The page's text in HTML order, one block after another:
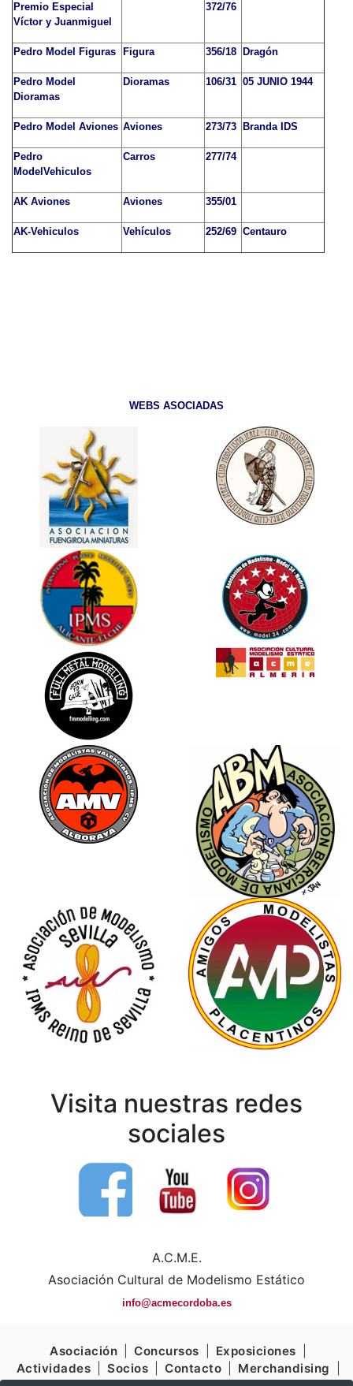
Premio Especial
Víctor y Juanmiguel
372/76
Pedro Model Figuras Figura 356/18 Dragón
Pedro Model
Dioramas
Dioramas 106/31 05 JUNIO 1944
Pedro Model Aviones Aviones 273/73 Branda IDS
Pedro
ModelVehiculos
Carros 277/74
AK Aviones Aviones 355/01
AK-Vehiculos Vehículos 252/69 Centauro
WEBS ASOCIADAS
Visita nuestras redes
sociales
A.C.M.E.
Asociación Cultural de Modelismo Estático
info@acmecordoba.es
Asociación Concursos Exposiciones
Actividades
Socios Contacto Merchandising